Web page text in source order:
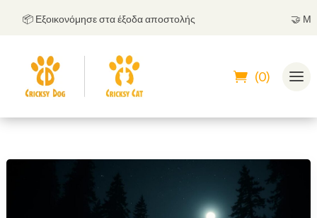
📦 Εξοικονόμησε στα έξοδα αποστολής
(0)